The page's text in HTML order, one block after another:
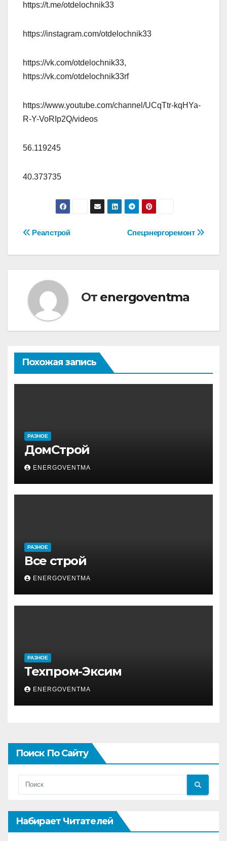
https://t.me/otdelochnik33
https://instagram.com/otdelochnik33
https://vk.com/otdelochnik33,
https://vk.com/otdelochnik33rf
https://www.youtube.com/channel/UCqTtr-kqHYa-
R-Y-VoRIp2Q/videos
56.119245
40.373735
Навигация
по
записям
Спецэнергоремонт
Реалстрой
От energoventma
Похожая запись
РАЗНОЕ
ДомСтрой
ENERGOVENTMA
РАЗНОЕ
Все строй
ENERGOVENTMA
РАЗНОЕ
Техпром-Эксим
ENERGOVENTMA
Поиск По Сайту
Набирает Читателей